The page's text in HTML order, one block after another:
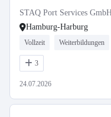
STAQ Port Services
Hamburg-Harburg
Vollzeit Weiterbildungen
3
24.07.2026